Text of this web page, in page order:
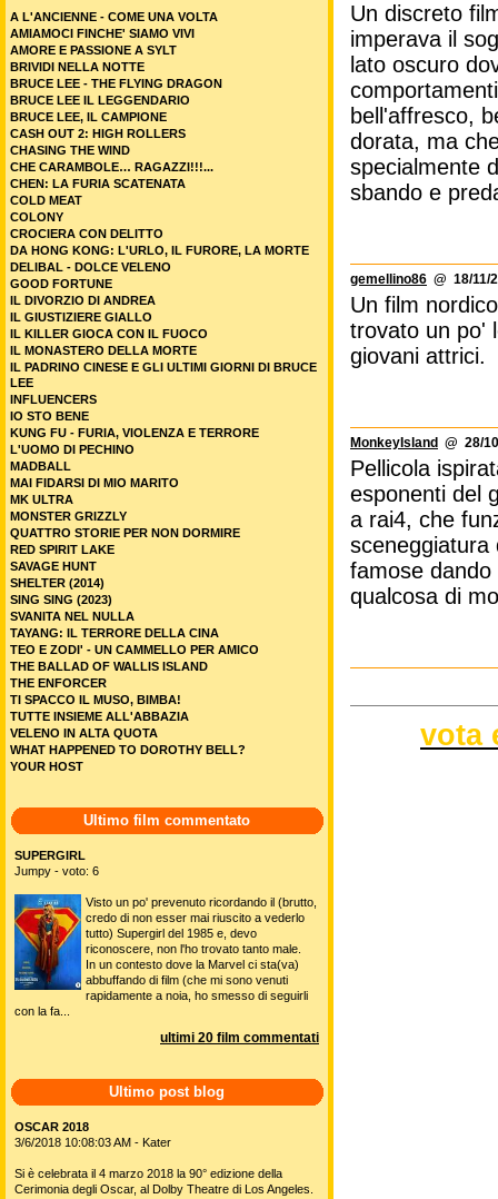
Un discreto
imperava il
lato oscuro
bell'affresco,
dorata, ma
specialmente
sbando e
gemellino86 @ 18/11/
Un film
trovato un po'
giovani attrici.
MonkeyIsland @ 28/
Pellicola
esponenti del
a rai4, che
sceneggiatura
famose
qualcosa di
vota
A L'ANCIENNE - COME UNA VOLTA
AMIAMOCI FINCHE' SIAMO VIVI
AMORE E PASSIONE A SYLT
BRIVIDI NELLA NOTTE
BRUCE LEE - THE FLYING DRAGON
BRUCE LEE IL LEGGENDARIO
BRUCE LEE, IL CAMPIONE
CASH OUT 2: HIGH ROLLERS
CHASING THE WIND
CHE CARAMBOLE… RAGAZZI!!!...
CHEN: LA FURIA SCATENATA
COLD MEAT
COLONY
CROCIERA CON DELITTO
DA HONG KONG: L'URLO, IL FURORE, LA MORTE
DELIBAL - DOLCE VELENO
GOOD FORTUNE
IL DIVORZIO DI ANDREA
IL GIUSTIZIERE GIALLO
IL KILLER GIOCA CON IL FUOCO
IL MONASTERO DELLA MORTE
IL PADRINO CINESE E GLI ULTIMI GIORNI DI BRUCE
LEE
INFLUENCERS
IO STO BENE
KUNG FU - FURIA, VIOLENZA E TERRORE
L'UOMO DI PECHINO
MADBALL
MAI FIDARSI DI MIO MARITO
MK ULTRA
MONSTER GRIZZLY
QUATTRO STORIE PER NON DORMIRE
RED SPIRIT LAKE
SAVAGE HUNT
SHELTER (2014)
SING SING (2023)
SVANITA NEL NULLA
TAYANG: IL TERRORE DELLA CINA
TEO E ZODI' - UN CAMMELLO PER AMICO
THE BALLAD OF WALLIS ISLAND
THE ENFORCER
TI SPACCO IL MUSO, BIMBA!
TUTTE INSIEME ALL'ABBAZIA
VELENO IN ALTA QUOTA
WHAT HAPPENED TO DOROTHY BELL?
YOUR HOST
Ultimo film commentato
SUPERGIRL
Jumpy - voto: 6
Visto un po' prevenuto ricordando il (brutto,
credo di non esser mai riuscito a vederlo
tutto) Supergirl del 1985 e, devo
riconoscere, non l'ho trovato tanto male.
In un contesto dove la Marvel ci sta(va)
abbuffando di film (che mi sono venuti
rapidamente a noia, ho smesso di seguirli
con la fa...
ultimi 20 film commentati
Ultimo post blog
OSCAR 2018
3/6/2018 10:08:03 AM - Kater
Si è celebrata il 4 marzo 2018 la 90° edizione della
Cerimonia degli Oscar, al Dolby Theatre di Los Angeles.